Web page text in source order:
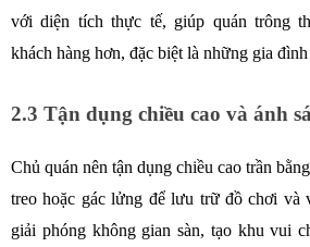
với diện tích thực tế, giúp quán trông
khách hàng hơn, đặc biệt là những gia
2.3 Tận dụng chiều cao và ánh
Chủ quán nên tận dụng chiều cao trần
treo hoặc gác lửng để lưu trữ đồ chơi và
giải phóng không gian sàn, tạo khu vui